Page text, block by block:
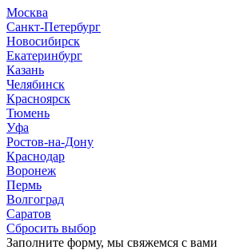
Москва
Санкт-Петербург
Новосибирск
Екатеринбург
Казань
Челябинск
Красноярск
Тюмень
Уфа
Ростов-на-Дону
Краснодар
Воронеж
Пермь
Волгоград
Саратов
Сбросить выбор
Заполните форму, мы свяжемся с вами